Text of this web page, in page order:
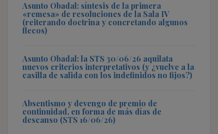
Asunto Obadal: síntesis de la primera
«remesa» de resoluciones de la Sala IV
(reiterando doctrina y concretando algunos
flecos)
Asunto Obadal: la STS 30/06/26 aquilata
nuevos criterios interpretativos (y ¿vuelve a la
casilla de salida con los indefinidos no fijos?)
Absentismo y devengo de premio de
continuidad, en forma de más días de
descanso (STS 16/06/26)